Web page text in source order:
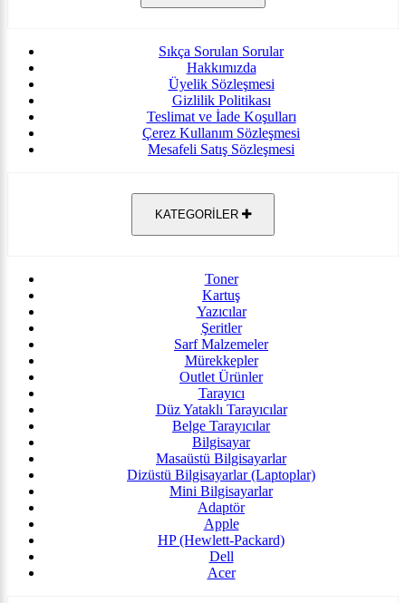
Sıkça Sorulan Sorular
Hakkımızda
Üyelik Sözleşmesi
Gizlilik Politikası
Teslimat ve İade Koşulları
Çerez Kullanım Sözleşmesi
Mesafeli Satış Sözleşmesi
KATEGORİLER
Toner
Kartuş
Yazıcılar
Şeritler
Sarf Malzemeler
Mürekkepler
Outlet Ürünler
Tarayıcı
Düz Yataklı Tarayıcılar
Belge Tarayıcılar
Bilgisayar
Masaüstü Bilgisayarlar
Dizüstü Bilgisayarlar (Laptoplar)
Mini Bilgisayarlar
Adaptör
Apple
HP (Hewlett-Packard)
Dell
Acer